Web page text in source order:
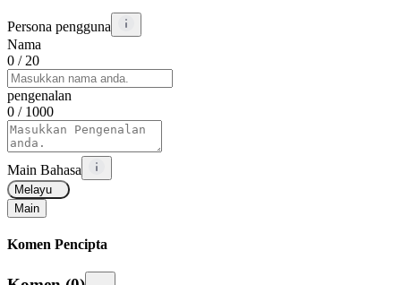
Persona pengguna
Nama
0 / 20
pengenalan
0 / 1000
Main Bahasa
Melayu
Main
Komen Pencipta